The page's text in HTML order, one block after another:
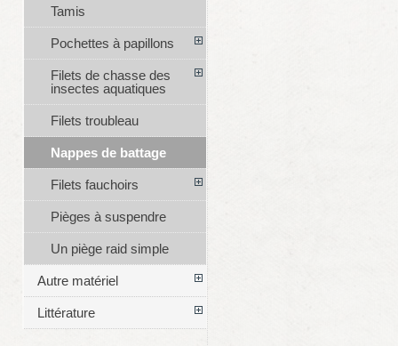
Tamis
Pochettes à papillons
Filets de chasse des
insectes aquatiques
Filets troubleau
Nappes de battage
Filets fauchoirs
Pièges à suspendre
Un piège raid simple
Autre matériel
Littérature